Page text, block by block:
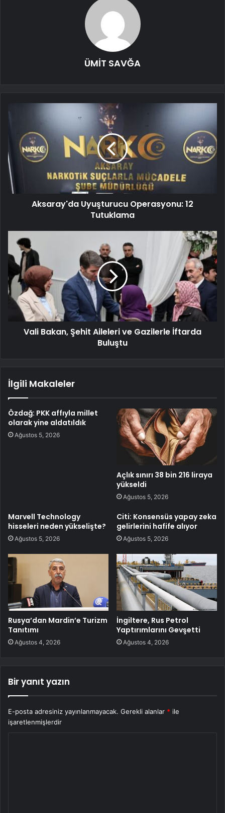
ÜMİT SAVĞA
Aksaray'da Uyuşturucu Operasyonu: 12
Tutuklama
Vali Bakan, Şehit Aileleri ve Gazilerle İftarda
Buluştu
İlgili Makaleler
Özdağ: PKK affıyla millet
olarak yine aldatıldık
Ağustos 5, 2026
Açlık sınırı 38 bin 216 liraya
yükseldi
Ağustos 5, 2026
Marvell Technology
hisseleri neden yükselişte?
Ağustos 5, 2026
Citi: Konsensüs yapay zeka
gelirlerini hafife alıyor
Ağustos 5, 2026
Rusya’dan Mardin’e Turizm
Tanıtımı
Ağustos 4, 2026
İngiltere, Rus Petrol
Yaptırımlarını Gevşetti
Ağustos 4, 2026
Bir yanıt yazın
E-posta adresiniz yayınlanmayacak. Gerekli alanlar * ile
işaretlenmişlerdir